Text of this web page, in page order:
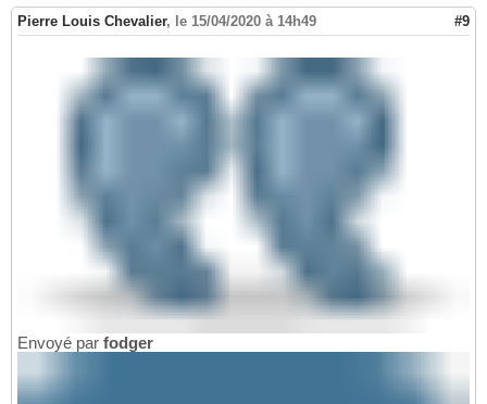
Pierre Louis Chevalier, le 15/04/2020 à 14h49 #9
Envoyé par fodger